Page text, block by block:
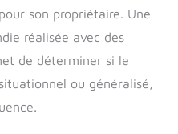
son propriétaire. Une
réalisée avec des
de déterminer si le
ou généralisé,